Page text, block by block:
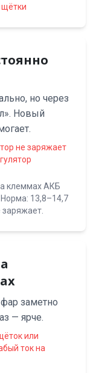
но через
Новый
не заряжает
клеммах АКБ
13,8–14,7
заметно
— ярче.
или
ток на